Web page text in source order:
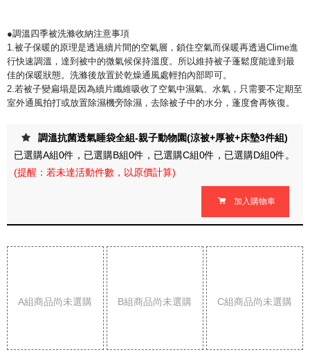
●調溫四季被洗滌收納注意事項
1.被子保暖的原理是透過續片間的空氣層，鎖住空氣而保暖再透過Clime進
行快速調溫，達到被中的微氣候保持溫度。所以維持被子蓬鬆度能達到最
佳的保暖狀態。洗滌後放置於乾燥通風處輕拍內部即可。
2.若被子變扁塌是因為續片纖維吸收了空氣中濕氣、水氣，只需要不定期至
室外通風拍打或放置除濕機旁除濕，去除被子中的水分，蓬度會再恢復。
調溫抗菌透氣睡袋全組-親子動物園(涼被+厚被+床墊3件組)
已選購A組0件，已選購B組0件，已選購C組0件，已選購D組0件。
(提醒：若未達活動件數，以原價計算)
加入購物車
A組商品尚未選購 B組商品尚未選購 C組商品尚未選購